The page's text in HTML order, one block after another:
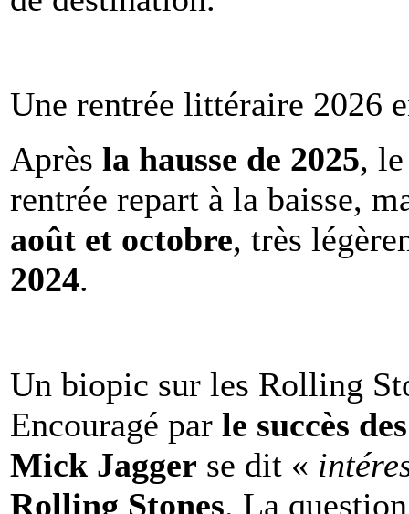
Une rentrée littéraire 2026
Après la hausse de 2025,
rentrée repart à la baisse,
août et octobre, très
2024.
Un biopic sur les Rolling
Encouragé par le succès
Mick Jagger se dit «
Rolling Stones. La